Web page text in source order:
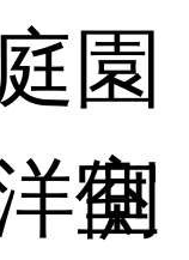
園
側
室